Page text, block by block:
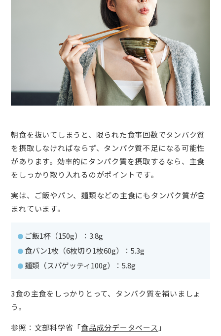
朝食を抜いてしまうと、限られた食事回数でタンパク質
を摂取しなければならず、タンパク質不足になる可能性
があります。効率的にタンパク質を摂取するなら、主食
をしっかり取り入れるのがポイントです。
実は、ご飯やパン、麺類などの主食にもタンパク質が含
まれています。
ご飯1杯（150g）：3.8g
食パン1枚（6枚切り1枚60g）：5.3g
麺類（スパゲッティ100g）：5.8g
3食の主食をしっかりとって、タンパク質を補いましょ
う。
参照：文部科学省「食品成分データベース 」